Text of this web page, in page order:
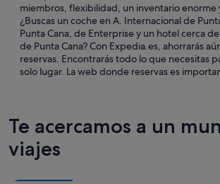
miembros, flexibilidad, un inventario enorme
¿Buscas un coche en A. Internacional de
Punta Cana, de Enterprise y un hotel cerca
de Punta Cana? Con Expedia.es, ahorrarás
reservas. Encontrarás todo lo que necesitas
solo lugar. La web donde reservas es
Te acercamos a un
viajes